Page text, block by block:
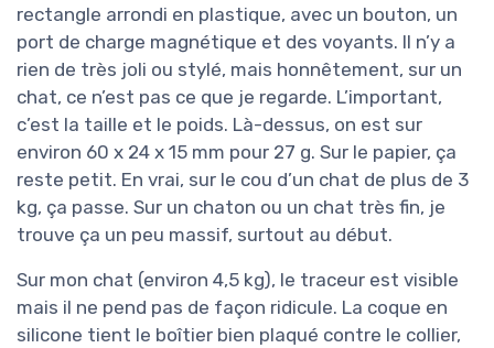
rectangle arrondi en plastique, avec un bouton, un
port de charge magnétique et des voyants. Il n’y a
rien de très joli ou stylé, mais honnêtement, sur un
chat, ce n’est pas ce que je regarde. L’important,
c’est la taille et le poids. Là-dessus, on est sur
environ 60 x 24 x 15 mm pour 27 g. Sur le papier, ça
reste petit. En vrai, sur le cou d’un chat de plus de 3
kg, ça passe. Sur un chaton ou un chat très fin, je
trouve ça un peu massif, surtout au début.
Sur mon chat (environ 4,5 kg), le traceur est visible
mais il ne pend pas de façon ridicule. La coque en
silicone tient le boîtier bien plaqué contre le collier,